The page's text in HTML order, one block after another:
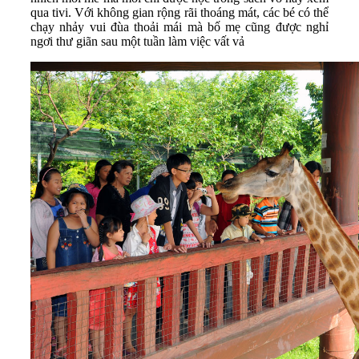
qua tivi. Với không gian rộng rãi thoáng mát, các bé có thể
chạy nhảy vui đùa thoải mái mà bố mẹ cũng được nghỉ
ngơi thư giãn sau một tuần làm việc vất vả